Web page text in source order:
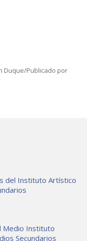
Duque Publicado por
del Instituto Artístico
Medio Instituto
Secundarios